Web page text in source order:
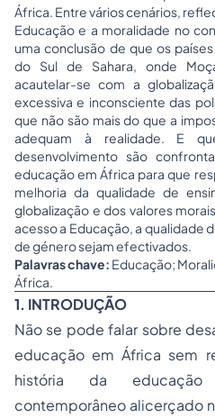
África. Entre vários cenários,
Educação e a moralidade no
uma conclusão de que os
do Sul de Sahara, onde
acautelar-se com a
excessiva e inconsciente das
que não são mais do que a
adequam à realidade. E
desenvolvimento são
educação em África para que
melhoria da qualidade de
globalização e dos valores
acesso a Educação, a qualidade
de género sejam efectivados.
Palavras chave: Educação;
África.
1. INTRODUÇÃO
Não se pode falar sobre
educação em África sem
história da
contemporâneo alicerçado